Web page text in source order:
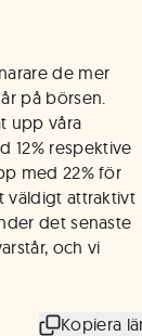
de mer
på börsen.
upp våra
12% respektive
med 22% för
väldigt attraktivt
det senaste
och vi
Kopiera